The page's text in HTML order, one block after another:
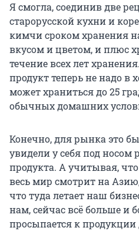
Я смогла, соединив две
старорусской кухни и
кимчи сроком хранения
вкусом и цветом, и плюс
течение всех лет
продукт теперь не надо в
может храниться до 25
обычных домашних
Конечно, для рынка это
увидели у себя под носом
продукта. А учитывая,
весь мир смотрит на
что туда летает наш
нам, сейчас всё больше и
просыпается к продукции